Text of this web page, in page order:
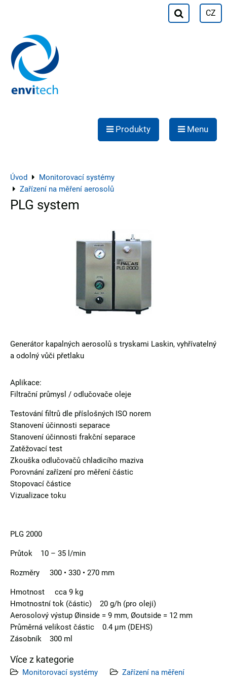
CZ
Produkty Menu
Úvod
Monitorovací systémy
Zařízení na měření aerosolů
PLG system
Generátor kapalných aerosolů s tryskami Laskin, vyhřívatelný
a odolný vůči přetlaku
Aplikace:
Filtrační průmysl / odlučovače oleje
Testování filtrů dle příslošných ISO norem
Stanovení účinnosti separace
Stanovení účinnosti frakční separace
Zatěžovací test
Zkouška odlučovačů chladicího maziva
Porovnání zařízení pro měření částic
Stopovací částice
Vizualizace toku
PLG 2000
Průtok 10 – 35 l/min
Rozměry 300 • 330 • 270 mm
Hmotnost cca 9 kg
Hmotnostní tok (částic) 20 g/h (pro oleji)
Aerosolový výstup Øinside = 9 mm, Øoutside = 12 mm
Průměrná velikost částic 0.4 µm (DEHS)
Zásobník 300 ml
Více z kategorie
Monitorovací systémy
Zařízení na měření